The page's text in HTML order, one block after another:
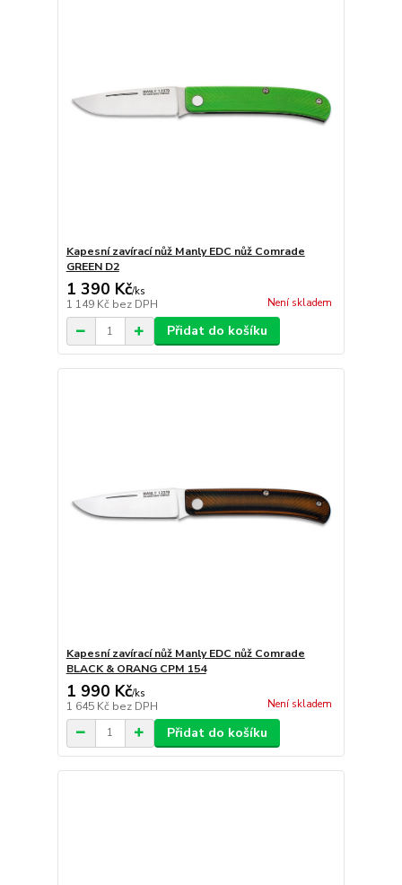
Kapesní zavírací nůž Manly EDC nůž Comrade
GREEN D2
1 390 Kč/ks
1 149 Kč bez DPH Není skladem
Přidat do košíku
Kapesní zavírací nůž Manly EDC nůž Comrade
BLACK & ORANG CPM 154
1 990 Kč/ks
1 645 Kč bez DPH Není skladem
Přidat do košíku